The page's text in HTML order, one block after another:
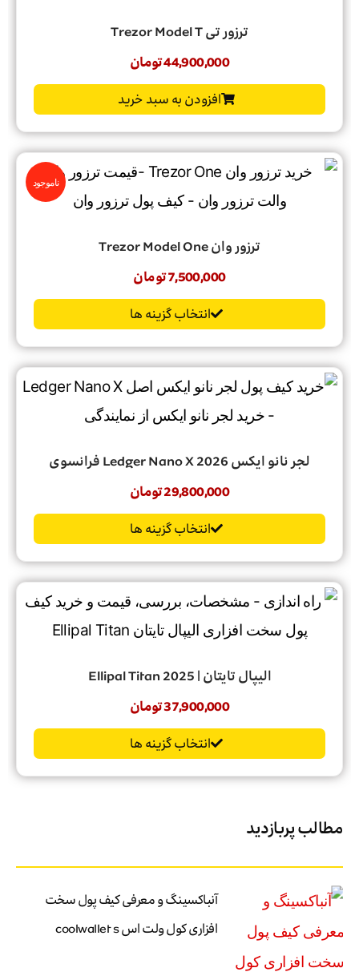
ترزور تی Trezor Model T
44,900,000تومان
افزودن به سبد خرید
ترزور وان Trezor Model One
ناموجود
7,500,000تومان
انتخاب گزینه ها
لجر‌ نانو‌ ایکس 2026 Ledger‌ Nano‌ X فرانسوی
29,800,000تومان
انتخاب گزینه ها
الیپال تایتان | Ellipal Titan 2025
37,900,000تومان
انتخاب گزینه ها
مطالب پربازدید
آنباکسینگ و معرفی کیف پول سخت
افزاری کول ولت اس coolwallet s